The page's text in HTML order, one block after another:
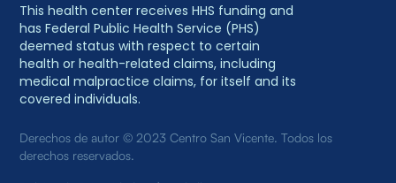
This health center receives HHS funding and
has Federal Public Health Service (PHS)
deemed status with respect to certain
health or health-related claims, including
medical malpractice claims, for itself and its
covered individuals.
Derechos de autor © 2023 Centro San Vicente. Todos los
derechos reservados.